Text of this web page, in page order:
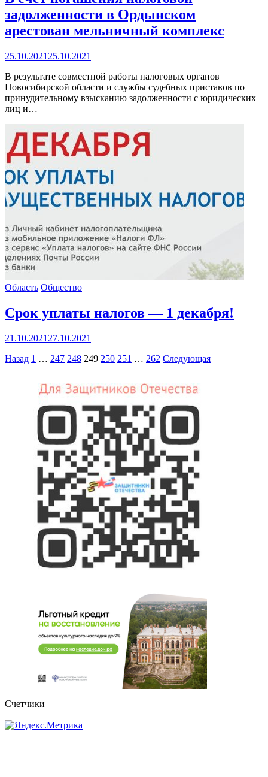
задолженности в Ордынском
арестован мельничный комплекс
25.10.2021 25.10.2021
В результате совместной работы налоговых органов
Новосибирской области и службы судебных приставов по
принудительному взысканию задолженности с юридических
лиц и…
Область Общество
Срок уплаты налогов — 1 декабря!
21.10.2021 27.10.2021
Пагинация
Назад 1 … 247 248 249 250 251 … 262 Следующая
Счетчики